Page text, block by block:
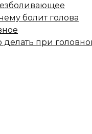
болит голова
делать при